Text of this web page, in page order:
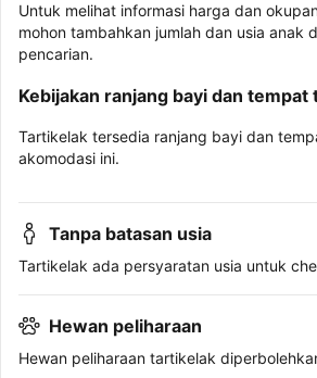
Untuk melihat informasi harga dan
mohon tambahkan jumlah dan usia anak
pencarian.
Kebijakan ranjang bayi dan
Tartikelak tersedia ranjang bayi dan
akomodasi ini.
Tanpa batasan usia
Tartikelak ada persyaratan usia untuk
Hewan peliharaan
Hewan peliharaan tartikelak